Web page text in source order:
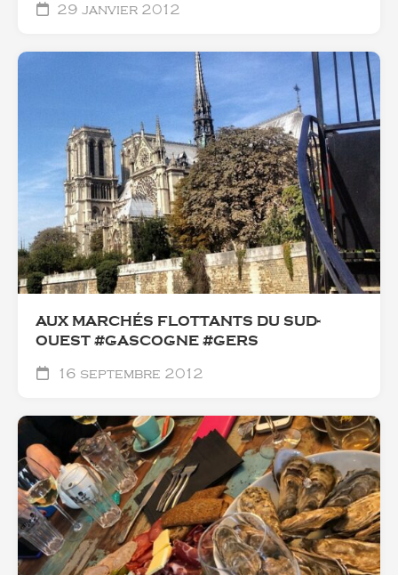
29 janvier 2012
AUX MARCHÉS FLOTTANTS DU SUD-
OUEST #GASCOGNE #GERS
16 septembre 2012